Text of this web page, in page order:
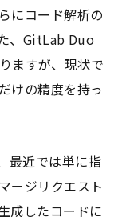
にコード解析の
、GitLab Duo
ますが、現状で
けの精度を持っ
最近では単に指
ージリクエスト
成したコードに